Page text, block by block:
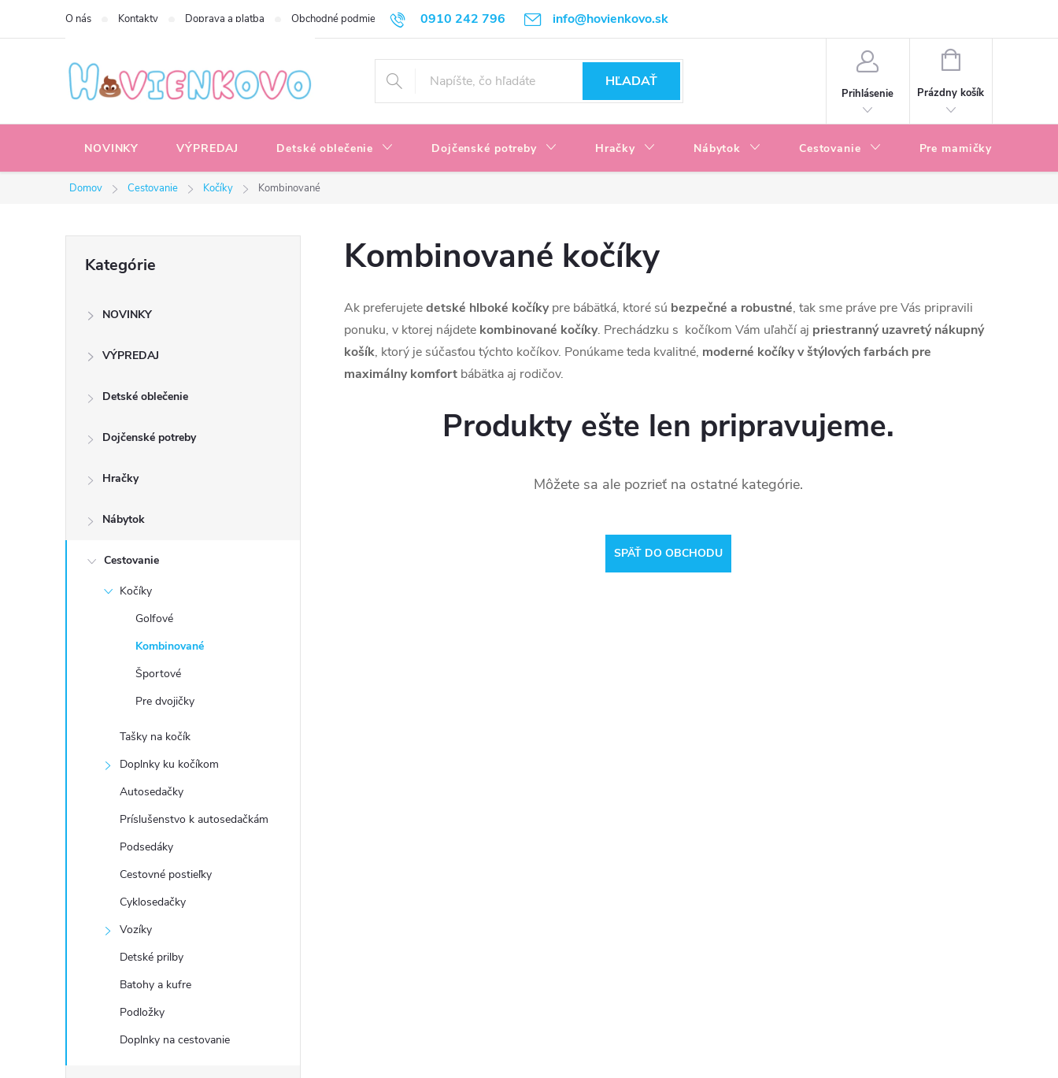
0910 242 796 info@hovienkovo.sk
O nás Kontakty Doprava a platba Obchodné podmienky Podmienky ochrany osobných údajov Reklamačné podmienky
HĽADAŤ
Prihlásenie
NÁKUPNÝ
Prázdny košík
NOVINKY VÝPREDAJ Detské oblečenie Dojčenské potreby Hračky Nábytok Cestovanie Pre mamičky
Domov Cestovanie Kočíky Kombinované
n
kategórie
Kategórie
NOVINKY
VÝPREDAJ
Detské oblečenie
Dojčenské potreby
Hračky
Nábytok
Cestovanie
Kočíky
Golfové
Kombinované
Športové
Pre dvojičky
Tašky na kočík
Doplnky ku kočíkom
Autosedačky
Príslušenstvo k autosedačkám
Podsedáky
Cestovné postieľky
Cyklosedačky
Vozíky
Detské prilby
Batohy a kufre
Podložky
Doplnky na cestovanie
Kombinované kočíky
Ak preferujetedetské hlboké kočíkypre bábätká, ktoré sú bezpečné a robustné, tak sme práve preVás pripravili
ponuku, v ktorej nájdete kombinované kočíky. Prechádzku s kočíkom Vám uľahčí aj priestranný uzavretý nákupný
košík, ktorý je súčasťou týchto kočíkov. Ponúkame teda kvalitné, moderné kočíky v štýlových farbách pre
maximálny komfort bábätka aj rodičov.
Produkty ešte len pripravujeme.
Môžete sa ale pozrieť na ostatné kategórie.
SPÄŤ DO OBCHODU